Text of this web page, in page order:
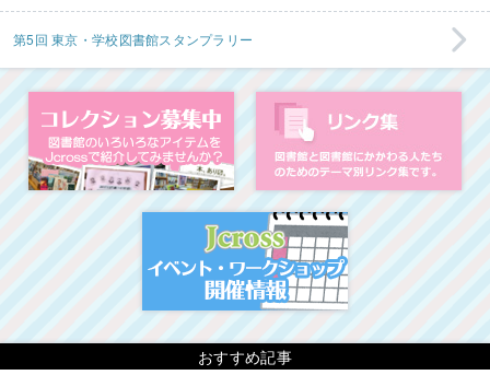
第5回 東京・学校図書館スタンプラリー
コレクション募集中
イベント・ワーク
おすすめ記事